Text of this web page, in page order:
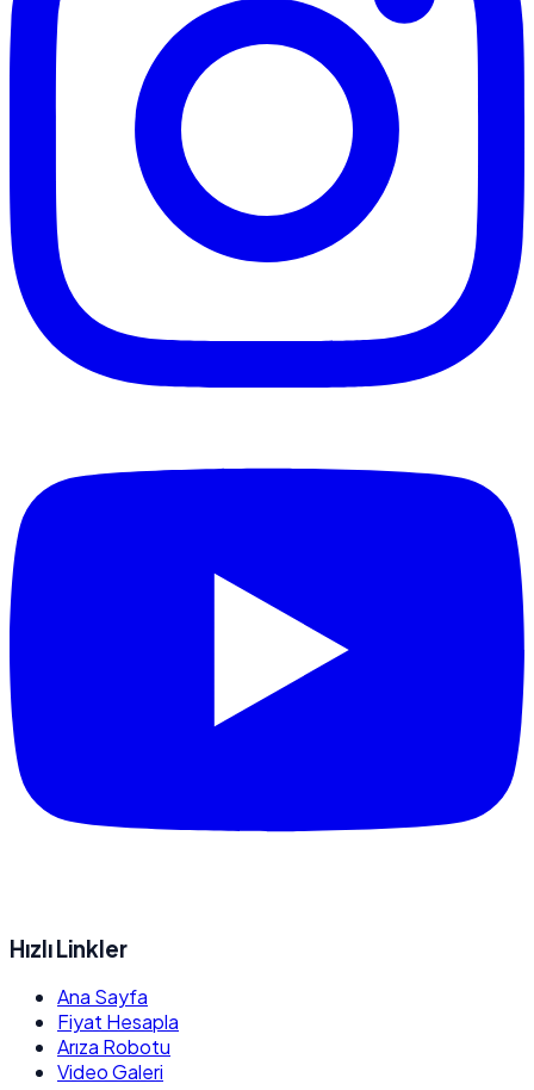
Hızlı Linkler
Ana Sayfa
Fiyat Hesapla
Arıza Robotu
Video Galeri